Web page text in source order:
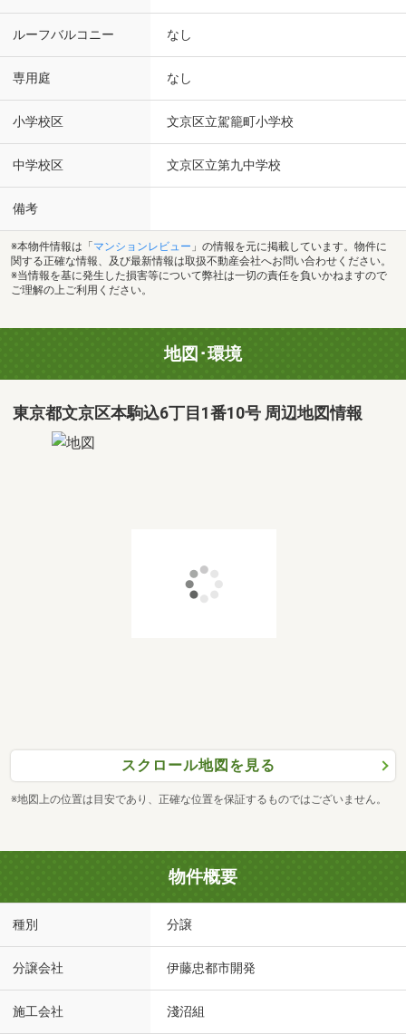
ルーフバルコニー なし
専用庭 なし
小学校区 文京区立駕籠町小学校
中学校区 文京区立第九中学校
備考
※本物件情報は「 マンションレビュー 」の情報を元に掲載しています。物件に
関する正確な情報、及び最新情報は取扱不動産会社へお問い合わせください。
※当情報を基に発生した損害等について弊社は一切の責任を負いかねますので
ご理解の上ご利用ください。
地図･環境
東京都文京区本駒込6丁目1番10号 周辺地図情報
スクロール地図を見る
※地図上の位置は目安であり、正確な位置を保証するものではございません。
物件概要
種別 分譲
分譲会社 伊藤忠都市開発
施工会社 淺沼組